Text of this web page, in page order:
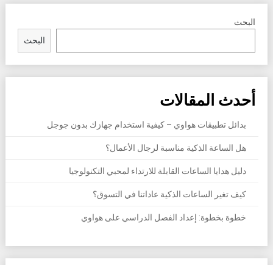
البحث
البحث
أحدث المقالات
بدائل تطبيقات هواوي – كيفية استخدام جهازك بدون جوجل
هل الساعة الذكية مناسبة لرجال الأعمال؟
دليل هدايا الساعات القابلة للارتداء لمحبي التكنولوجيا
كيف تغير الساعات الذكية عاداتنا في التسوق؟
خطوة بخطوة: إعداد الفصل الدراسي على هواوي